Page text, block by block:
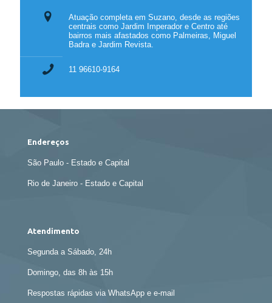
Atuação completa em Suzano, desde as regiões
centrais como Jardim Imperador e Centro até
bairros mais afastados como Palmeiras, Miguel
Badra e Jardim Revista.
11 96610-9164
Endereços
São Paulo - Estado e Capital
Rio de Janeiro - Estado e Capital
Atendimento
Segunda a Sábado, 24h
Domingo, das 8h às 15h
Respostas rápidas via WhatsApp e e-mail